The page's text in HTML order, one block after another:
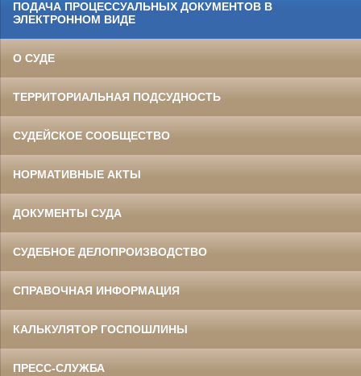
ПОДАЧА ПРОЦЕССУАЛЬНЫХ ДОКУМЕНТОВ В
ЭЛЕКТРОННОМ ВИДЕ
О СУДЕ
ТЕРРИТОРИАЛЬНАЯ ПОДСУДНОСТЬ
СУДЕЙСКОЕ СООБЩЕСТВО
НОРМАТИВНЫЕ АКТЫ
ДОКУМЕНТЫ СУДА
СУДЕБНОЕ ДЕЛОПРОИЗВОДСТВО
СПРАВОЧНАЯ ИНФОРМАЦИЯ
КАЛЬКУЛЯТОР ГОСПОШЛИНЫ
ПРЕСС-СЛУЖБА